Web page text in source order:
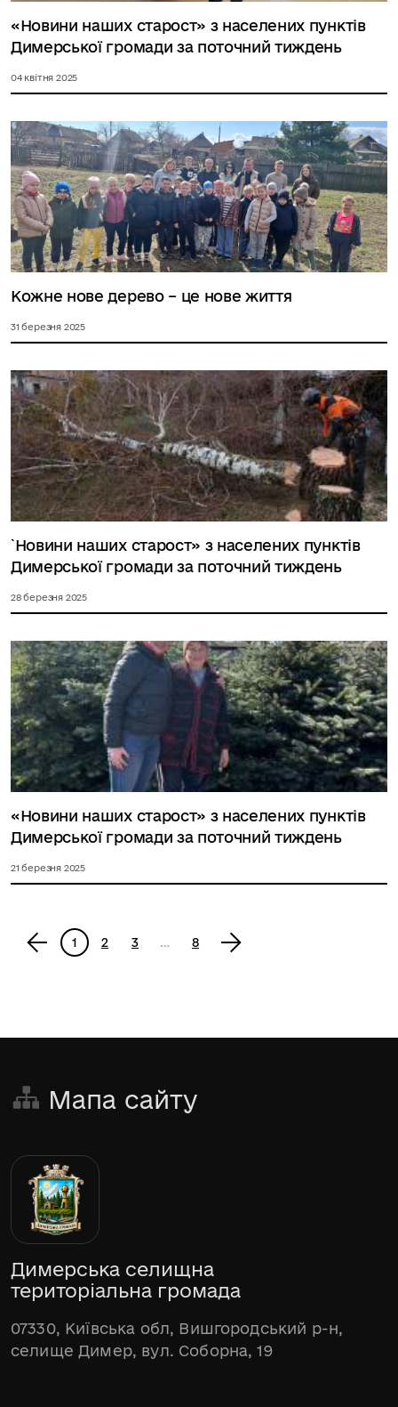
«Новини наших старост» з населених пунктів
Димерської громади за поточний тиждень
04 квітня 2025
Кожне нове дерево – це нове життя
31 березня 2025
`Новини наших старост» з населених пунктів
Димерської громади за поточний тиждень
28 березня 2025
«Новини наших старост» з населених пунктів
Димерської громади за поточний тиждень
21 березня 2025
1 2 3 … 8
Мапа сайту
Димерська селищна
територіальна громада
07330, Київська обл, Вишгородський р-н,
селище Димер, вул. Соборна, 19